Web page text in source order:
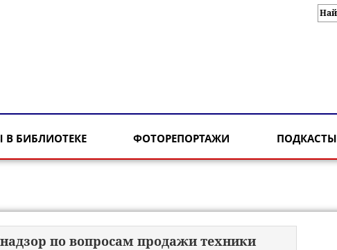
В БИБЛИОТЕКЕ ФОТОРЕПОРТАЖИ ПОДКАСТЫ
по вопросам продажи техники